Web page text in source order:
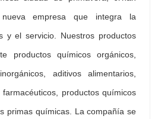
empresa que integra la
y el servicio. Nuestros productos
productos químicos orgánicos,
aditivos alimentarios,
productos químicos
primas químicas. La compañía se